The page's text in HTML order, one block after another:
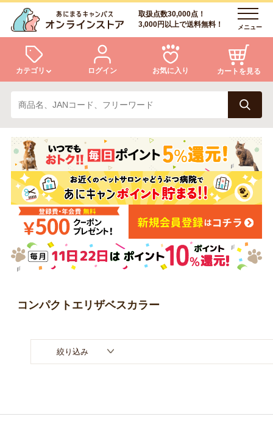
取扱点数30,000点！
3,000円以上で送料無料！
メニュー
カテゴリ
犬 猫
小動物・鳥 アクア・爬虫類・昆虫
ドッグフード キャットフード
美容・ケア用品 服・おさんぽ用品
日用品（デイリー）
ログイン お気に入り カートを見る
ログイン
会員登録
あにまるキャンパスについて
アフターサービス
商品リクエスト
お問い合わせ
コンパクトエリザベスカラー
絞り込み